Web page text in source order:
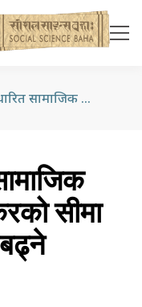
योगदानमा आधारित सामाजिक सुरक्षा योजना : आयकरको सीमा बढाइयो योगदानकर्ता बढ्ने
सीमा